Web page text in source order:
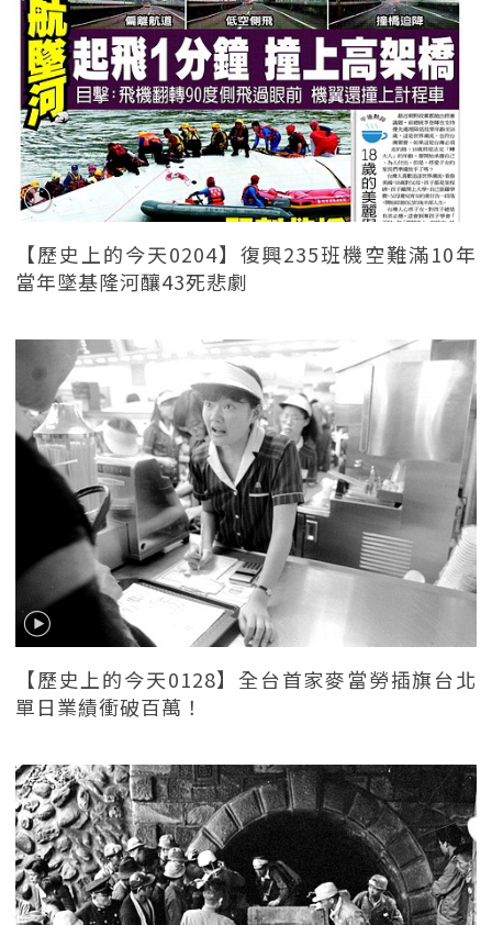
【歷史上的今天0204】復興235班機空難滿10年
當年墜基隆河釀43死悲劇
【歷史上的今天0128】全台首家麥當勞插旗台北
單日業績衝破百萬！